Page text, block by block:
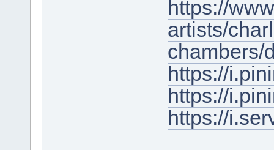
https://
artists/
chambers/
https://
https://
https://